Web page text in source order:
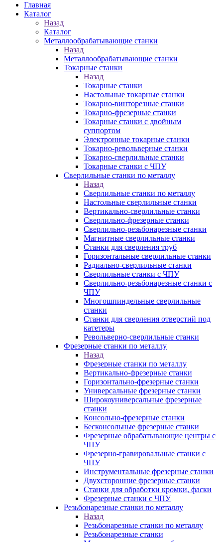
Главная
Каталог
Назад
Каталог
Металлообрабатывающие станки
Назад
Металлообрабатывающие станки
Токарные станки
Назад
Токарные станки
Настольные токарные станки
Токарно-винторезные станки
Токарно-фрезерные станки
Токарные станки с двойным
суппортом
Электронные токарные станки
Токарно-револьверные станки
Токарно-сверлильные станки
Токарные станки с ЧПУ
Сверлильные станки по металлу
Назад
Сверлильные станки по металлу
Настольные сверлильные станки
Вертикально-сверлильные станки
Сверлильно-фрезерные станки
Сверлильно-резьбонарезные станки
Магнитные сверлильные станки
Станки для сверления труб
Горизонтальные сверлильные станки
Радиально-сверлильные станки
Сверлильные станки с ЧПУ
Сверлильно-резьбонарезные станки с
ЧПУ
Многошпиндельные сверлильные
станки
Станки для сверления отверстий под
катетеры
Револьверно-сверлильные станки
Фрезерные станки по металлу
Назад
Фрезерные станки по металлу
Вертикально-фрезерные станки
Горизонтально-фрезерные станки
Универсальные фрезерные станки
Широкоуниверсальные фрезерные
станки
Консольно-фрезерные станки
Бесконсольные фрезерные станки
Фрезерные обрабатывающие центры с
ЧПУ
Фрезерно-гравировальные станки с
ЧПУ
Инструментальные фрезерные станки
Двухсторонние фрезерные станки
Станки для обработки кромки, фаски
Фрезерные станки с ЧПУ
Резьбонарезные станки по металлу
Назад
Резьбонарезные станки по металлу
Резьбонарезные станки